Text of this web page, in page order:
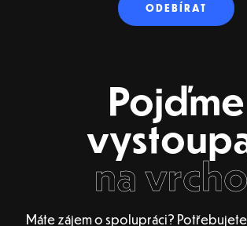
Pojďme
na
Máte zájem o spolupráci?